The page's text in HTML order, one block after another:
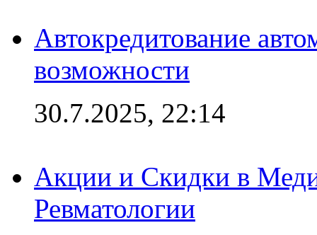
Автокредитование
возможности
30.7.2025, 22:14
Акции и Скидки в
Ревматологии